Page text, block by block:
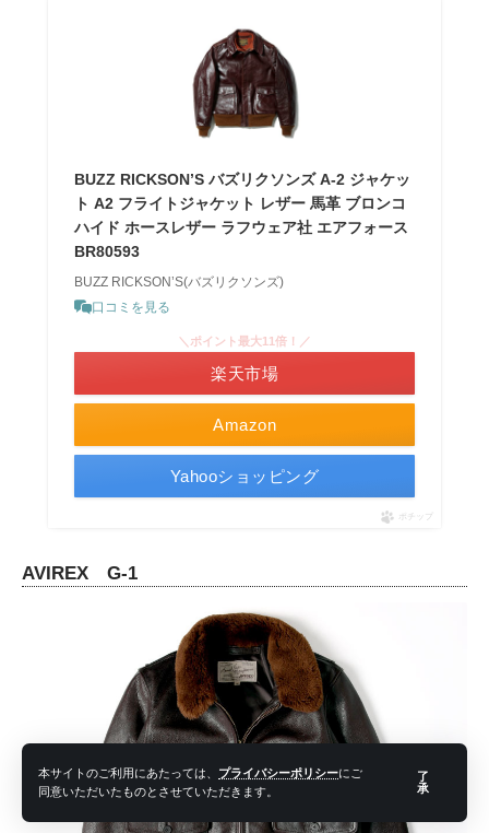
本サイトのご利用にあたっては、 プライバシーポリシーにご
同意いただいたものとさせていただきます。
了
承
BUZZ RICKSON’S バズリクソンズ A-2 ジャケッ
ト A2 フライトジャケット レザー 馬革 ブロンコ
ハイド ホースレザー ラフウェア社 エアフォース
BR80593
BUZZ RICKSON’S(バズリクソンズ)
口コミを見る
Amazon
＼ポイント最大11倍！／
楽天市場
Yahooショッピング
ポチップ
AVIREX G-1